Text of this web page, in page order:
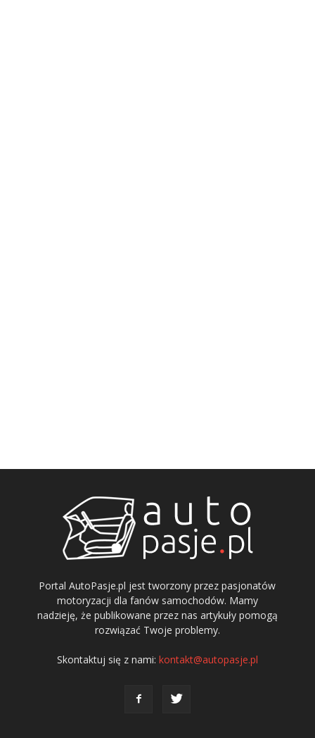
Portal AutoPasje.pl jest tworzony przez pasjonatów
motoryzacji dla fanów samochodów. Mamy
nadzieję, że publikowane przez nas artykuły pomogą
rozwiązać Twoje problemy.
Skontaktuj się z nami: kontakt@autopasje.pl